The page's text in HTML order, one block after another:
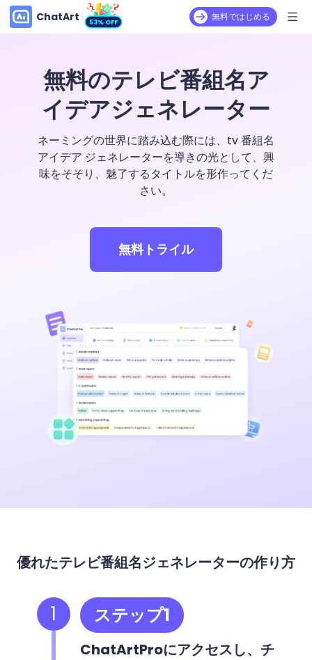
ChatArt 53% OFF 無料ではじめる
無料のテレビ番組名ア
イデアジェネレーター
ネーミングの世界に踏み込む際には、tv 番組名
アイデア ジェネレーターを導きの光として、興
味をそそり、魅了するタイトルを形作ってくだ
さい。
無料トライル
優れたテレビ番組名ジェネレーターの作り方
1 ステップ1
ChatArtProにアクセスし、チ